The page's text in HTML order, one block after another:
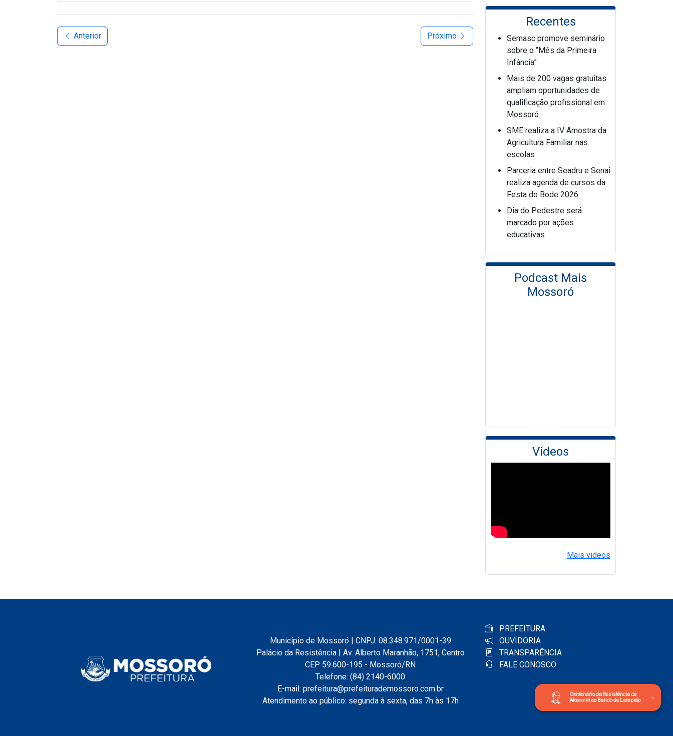
Centenário da Resistência de
Mossoró ao Bando de Lampião
Anterior Próximo
Recentes
Semasc promove seminário
sobre o “Mês da Primeira
Infância”
Mais de 200 vagas gratuitas
ampliam oportunidades de
qualificação profissional em
Mossoró
SME realiza a IV Amostra da
Agricultura Familiar nas
escolas
Parceria entre Seadru e Senai
realiza agenda de cursos da
Festa do Bode 2026
Dia do Pedestre será
marcado por ações
educativas
Podcast Mais
Mossoró
Vídeos
Mais videos
Município de Mossoró | CNPJ: 08.348.971/0001-39
Palácio da Resistência | Av. Alberto Maranhão, 1751, Centro
CEP 59.600-195 - Mossoró/RN
Telefone: (84) 2140-6000
E-mail: prefeitura@prefeiturademossoro.com.br
Atendimento ao público: segunda à sexta, das 7h às 17h
PREFEITURA
OUVIDORIA
TRANSPARÊNCIA
FALE CONOSCO